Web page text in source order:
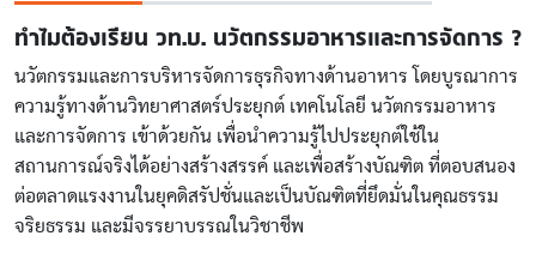
ทำไมต้องเรียน วท.บ. นวัตกรรมอาหารและการจัดการ ?
นวัตกรรมและการบริหารจัดการธุรกิจทางด้านอาหาร โดยบูรณาการ
ความรู้ทางด้านวิทยาศาสตร์ประยุกต์ เทคโนโลยี นวัตกรรมอาหาร
และการจัดการ เข้าด้วยกัน เพื่อนำความรู้ไปประยุกต์ใช้ใน
สถานการณ์จริงได้อย่างสร้างสรรค์ และเพื่อสร้างบัณฑิต ที่ตอบสนอง
ต่อตลาดแรงงานในยุคดิสรัปชั่นและเป็นบัณฑิตที่ยึดมั่นในคุณธรรม
จริยธรรม และมีจรรยาบรรณในวิชาชีพ